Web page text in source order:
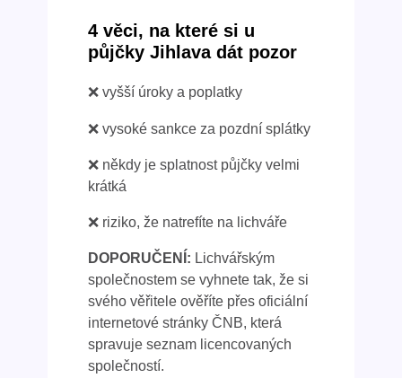
4 věci, na které si u
půjčky Jihlava dát pozor
❌ vyšší úroky a poplatky
❌ vysoké sankce za pozdní splátky
❌ někdy je splatnost půjčky velmi
krátká
❌ riziko, že natrefíte na lichváře
DOPORUČENÍ: Lichvářským
společnostem se vyhnete tak, že si
svého věřitele ověříte přes oficiální
internetové stránky ČNB, která
spravuje seznam licencovaných
společností.